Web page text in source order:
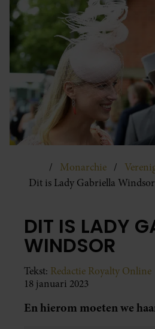
Monarchie
Dit is Lady Gabriella Windsor
DIT IS LADY
WINDSOR
Tekst: Redactie Royalty Online
18 januari 2023
En hierom moeten we